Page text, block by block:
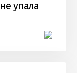
упала